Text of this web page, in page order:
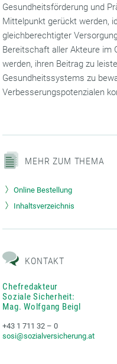
Gesundheitsförderung und
Mittelpunkt gerückt werden,
gleichberechtigter
Bereitschaft aller Akteure im
werden, ihren Beitrag zu
Gesundheitssystems zu
Verbesserungspotenzialen
MEHR ZUM THEMA
Online Bestellung
Inhaltsverzeichnis
KONTAKT
Chefredakteur
Soziale Sicherheit:
Mag. Wolfgang Beigl
+43 1 711 32 – 0
sosi@sozialversicherung.at